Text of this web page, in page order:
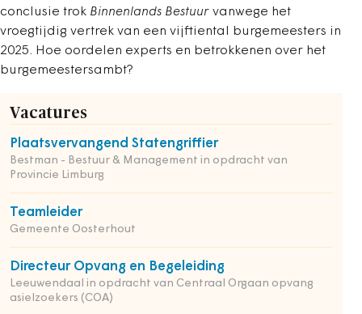
conclusie trok Binnenlands Bestuur vanwege het
vroegtijdig vertrek van een vijftiental burgemeesters in
2025. Hoe oordelen experts en betrokkenen over het
burgemeestersambt?
Vacatures
Plaatsvervangend Statengriffier
Bestman - Bestuur & Management in opdracht van
Provincie Limburg
Teamleider
Gemeente Oosterhout
Directeur Opvang en Begeleiding
Leeuwendaal in opdracht van Centraal Orgaan opvang
asielzoekers (COA)